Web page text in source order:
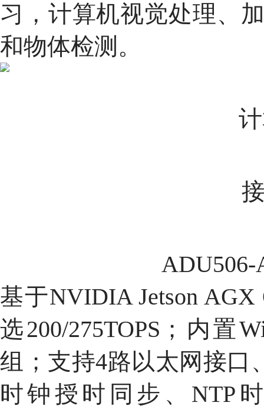
习，计算机视觉处理、
和物体检测。
基于NVIDIA Jetson
选200/275TOPS；内置
组；支持4路以太网接口
时钟授时同步、NTP